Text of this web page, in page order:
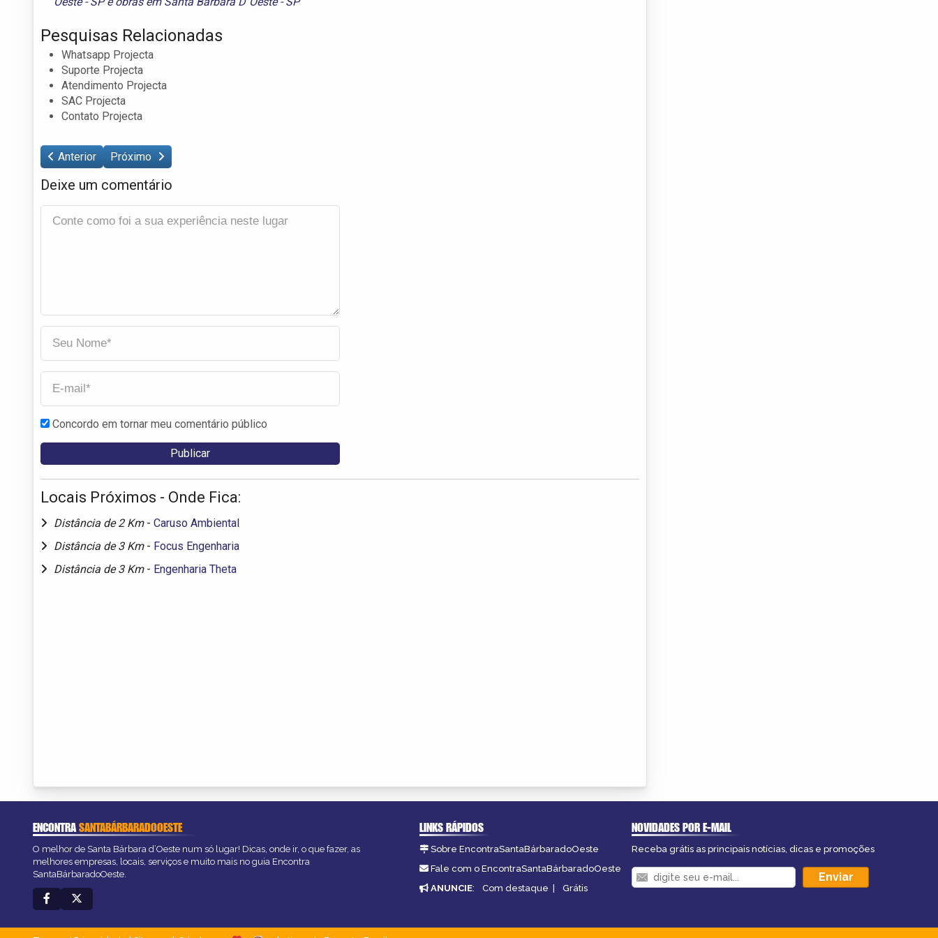
Pesquisas Relacionadas
Whatsapp Projecta
Suporte Projecta
Atendimento Projecta
SAC Projecta
Contato Projecta
Anterior Próximo
Deixe um comentário
Concordo em tornar meu comentário público
Locais Próximos - Onde Fica:
Distância de 2 Km - Caruso Ambiental
Distância de 3 Km - Focus Engenharia
Distância de 3 Km - Engenharia Theta
ENCONTRASANTABÁRBARADOOESTE
O melhor de Santa Bárbara d’Oeste num só lugar! Dicas, onde ir, o que fazer, as
melhores empresas, locais, serviços e muito mais no guia Encontra
SantaBárbaradoOeste.
LINKS RÁPIDOS
Sobre EncontraSantaBárbaradoOeste
Fale com o EncontraSantaBárbaradoOeste
ANUNCIE: Com destaque | Grátis
NOVIDADES POR E-MAIL
Receba grátis as principais notícias, dicas e promoções